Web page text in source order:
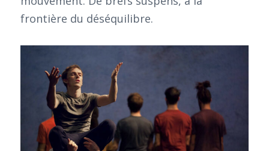
frontière du déséquilibre.